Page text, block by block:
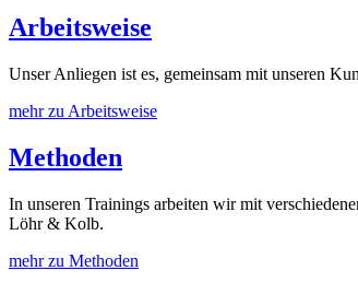
Arbeitsweise
Unser Anliegen ist es, gemeinsam mit unseren
mehr zu Arbeitsweise
Methoden
In unseren Trainings arbeiten wir mit
Löhr & Kolb.
mehr zu Methoden